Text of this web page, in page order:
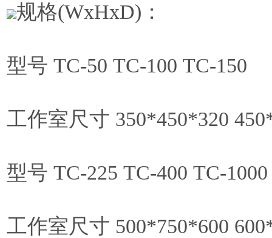
规格(WxHxD)：
型号 TC-50 TC-100 TC-150
工作室尺寸 350*450*320
型号 TC-225 TC-400 TC-1000
工作室尺寸 500*750*600